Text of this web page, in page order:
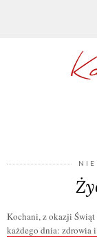
Kochani, z okazji Świąt
każdego dnia: zdrowia